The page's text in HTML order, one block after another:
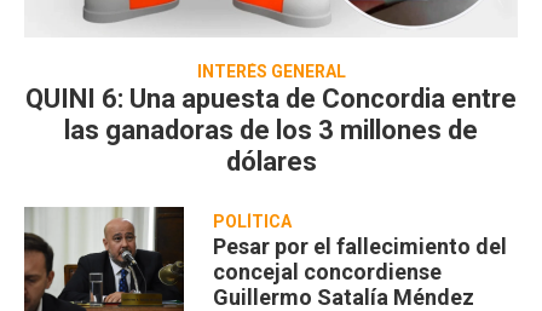
INTERÉS GENERAL
QUINI 6: Una apuesta de Concordia entre
las ganadoras de los 3 millones de
dólares
POLÍTICA
Pesar por el fallecimiento del
concejal concordiense
Guillermo Satalía Méndez